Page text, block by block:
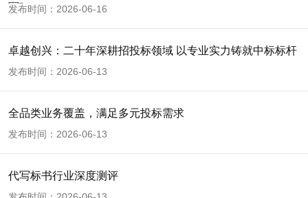
选择最适合的收费模式和服务商。记住，最便宜
的不一定是最好的，找到性价比最高的服务才是
明智之选。在控制成本的同时，确保标书质量，
这样才能在激烈的投标竞争中脱颖而出。
军”？
发布时间：2026-06-16
卓越创兴：二十年深耕招投标领域 以专业实力铸就中标标杆
发布时间：2026-06-13
全品类业务覆盖，满足多元投标需求
发布时间：2026-06-13
代写标书行业深度测评